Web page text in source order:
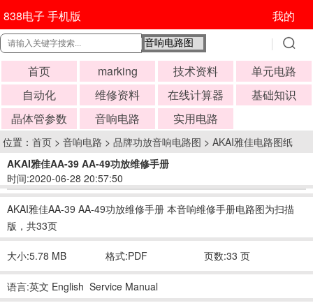
838电子 手机版 我的
首页 marking 技术资料
单元电路
自动化
维修资料 在线计算器
基础知识
晶体管参数
音响电路 实用电路
位置： 首页 > 音响电路 > 品牌功放音响电路图 > AKAI雅佳电路图纸
AKAI雅佳AA-39 AA-49功放维修手册
时间:2020-06-28 20:57:50
AKAI雅佳AA-39 AA-49功放维修手册 本音响维修手册电路图为扫描
版，共33页
大小:5.78 MB 格式:PDF 页数:33 页
语言:英文 English Service Manual